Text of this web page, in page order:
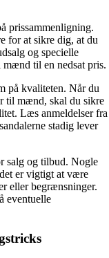
prissammenligning.
for at sikre dig, at du
og specielle
mænd til en nedsat pris.
på kvaliteten. Når du
til mænd, skal du sikre
Læs anmeldelser fra
stadig lever
salg og tilbud. Nogle
er vigtigt at være
eller begrænsninger.
eventuelle